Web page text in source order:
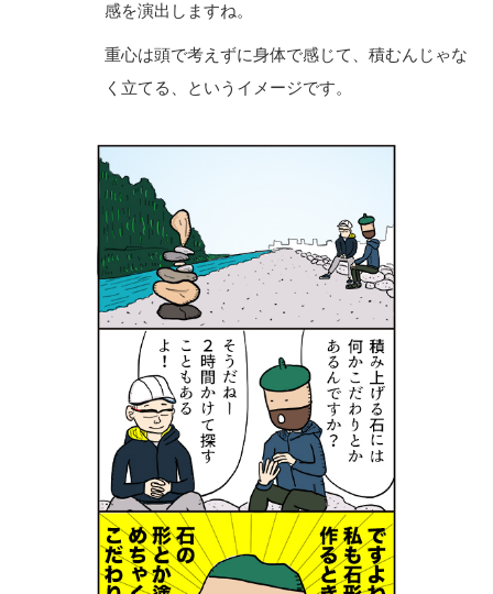
感を演出しますね。
重心は頭で考えずに身体で感じて、積むんじゃな
く立てる、というイメージです。